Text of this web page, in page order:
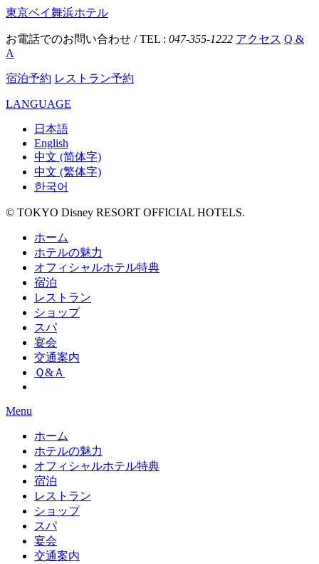
東京ベイ舞浜ホテル
お電話でのお問い合わせ / TEL : 047-355-1222 アクセス Q &
A
宿泊予約 レストラン予約
LANGUAGE
日本語
English
中文 (简体字)
中文 (繁体字)
한국어
© TOKYO Disney RESORT OFFICIAL HOTELS.
ホーム
ホテルの魅力
オフィシャルホテル特典
宿泊
レストラン
ショップ
スパ
宴会
交通案内
Ｑ&Ａ
Menu
ホーム
ホテルの魅力
オフィシャルホテル特典
宿泊
レストラン
ショップ
スパ
宴会
交通案内